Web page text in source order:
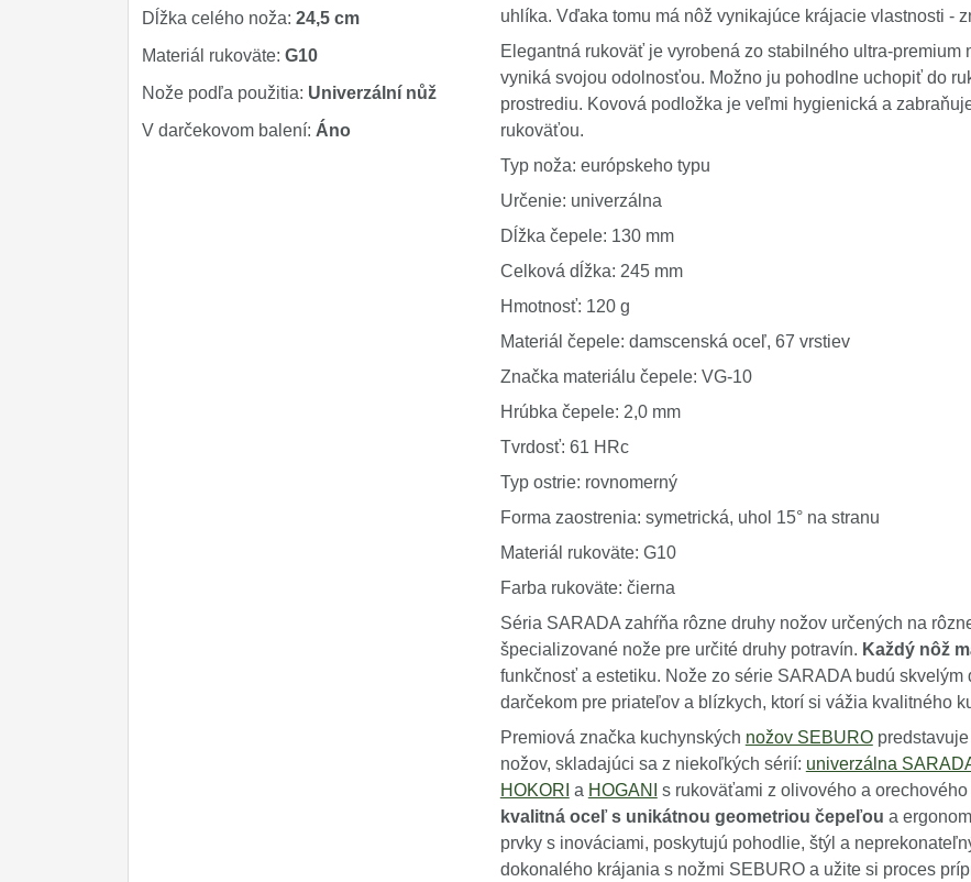
Dĺžka celého noža: 24,5 cm
Materiál rukoväte: G10
Nože podľa použitia: Univerzální nůž
V darčekovom balení: Áno
uhlíka. Vďaka tomu má nôž vynikajúce krájacie vlastnosti -
Elegantná rukoväť je vyrobená zo stabilného ultra-
vyniká svojou odolnosťou. Možno ju pohodlne uchopiť do
prostrediu. Kovová podložka je veľmi hygienická a
rukoväťou.
Typ noža: európskeho typu
Určenie: univerzálna
Dĺžka čepele: 130 mm
Celková dĺžka: 245 mm
Hmotnosť: 120 g
Materiál čepele: damscenská oceľ, 67 vrstiev
Značka materiálu čepele: VG-10
Hrúbka čepele: 2,0 mm
Tvrdosť: 61 HRc
Typ ostrie: rovnomerný
Forma zaostrenia: symetrická, uhol 15° na stranu
Materiál rukoväte: G10
Farba rukoväte: čierna
Séria SARADA zahŕňa rôzne druhy nožov určených na
špecializované nože pre určité druhy potravín. Každý nôž
funkčnosť a estetiku. Nože zo série SARADA budú
darčekom pre priateľov a blízkych, ktorí si vážia kvalitného
Premiová značka kuchynských nožov SEBUROpredstavuje
nožov, skladajúci sa z niekoľkých sérií: univerzálna
HOKORI a HOGANI s rukoväťami z olivového a
kvalitná oceľ s unikátnou geometriou čepeľou a
prvky s inováciami, poskytujú pohodlie, štýl a
dokonalého krájania s nožmi SEBURO a užite si proces